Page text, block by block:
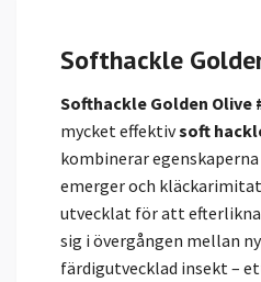
Softhackle
Softhackle Golden Olive
mycket effektivsoft
kombinerar
emerger och
utvecklat för att
sig i övergången mellan
färdigutvecklad insekt –